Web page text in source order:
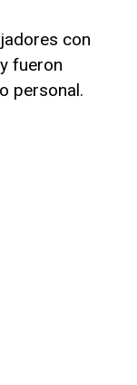
con
fueron
personal.